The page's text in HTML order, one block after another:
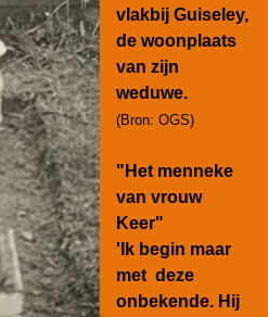
vlakbij Guiseley,
de woonplaats
van zijn
weduwe.
(Bron: OGS)
"Het menneke
van vrouw
Keer"
'Ik begin maar
met deze
onbekende. Hij